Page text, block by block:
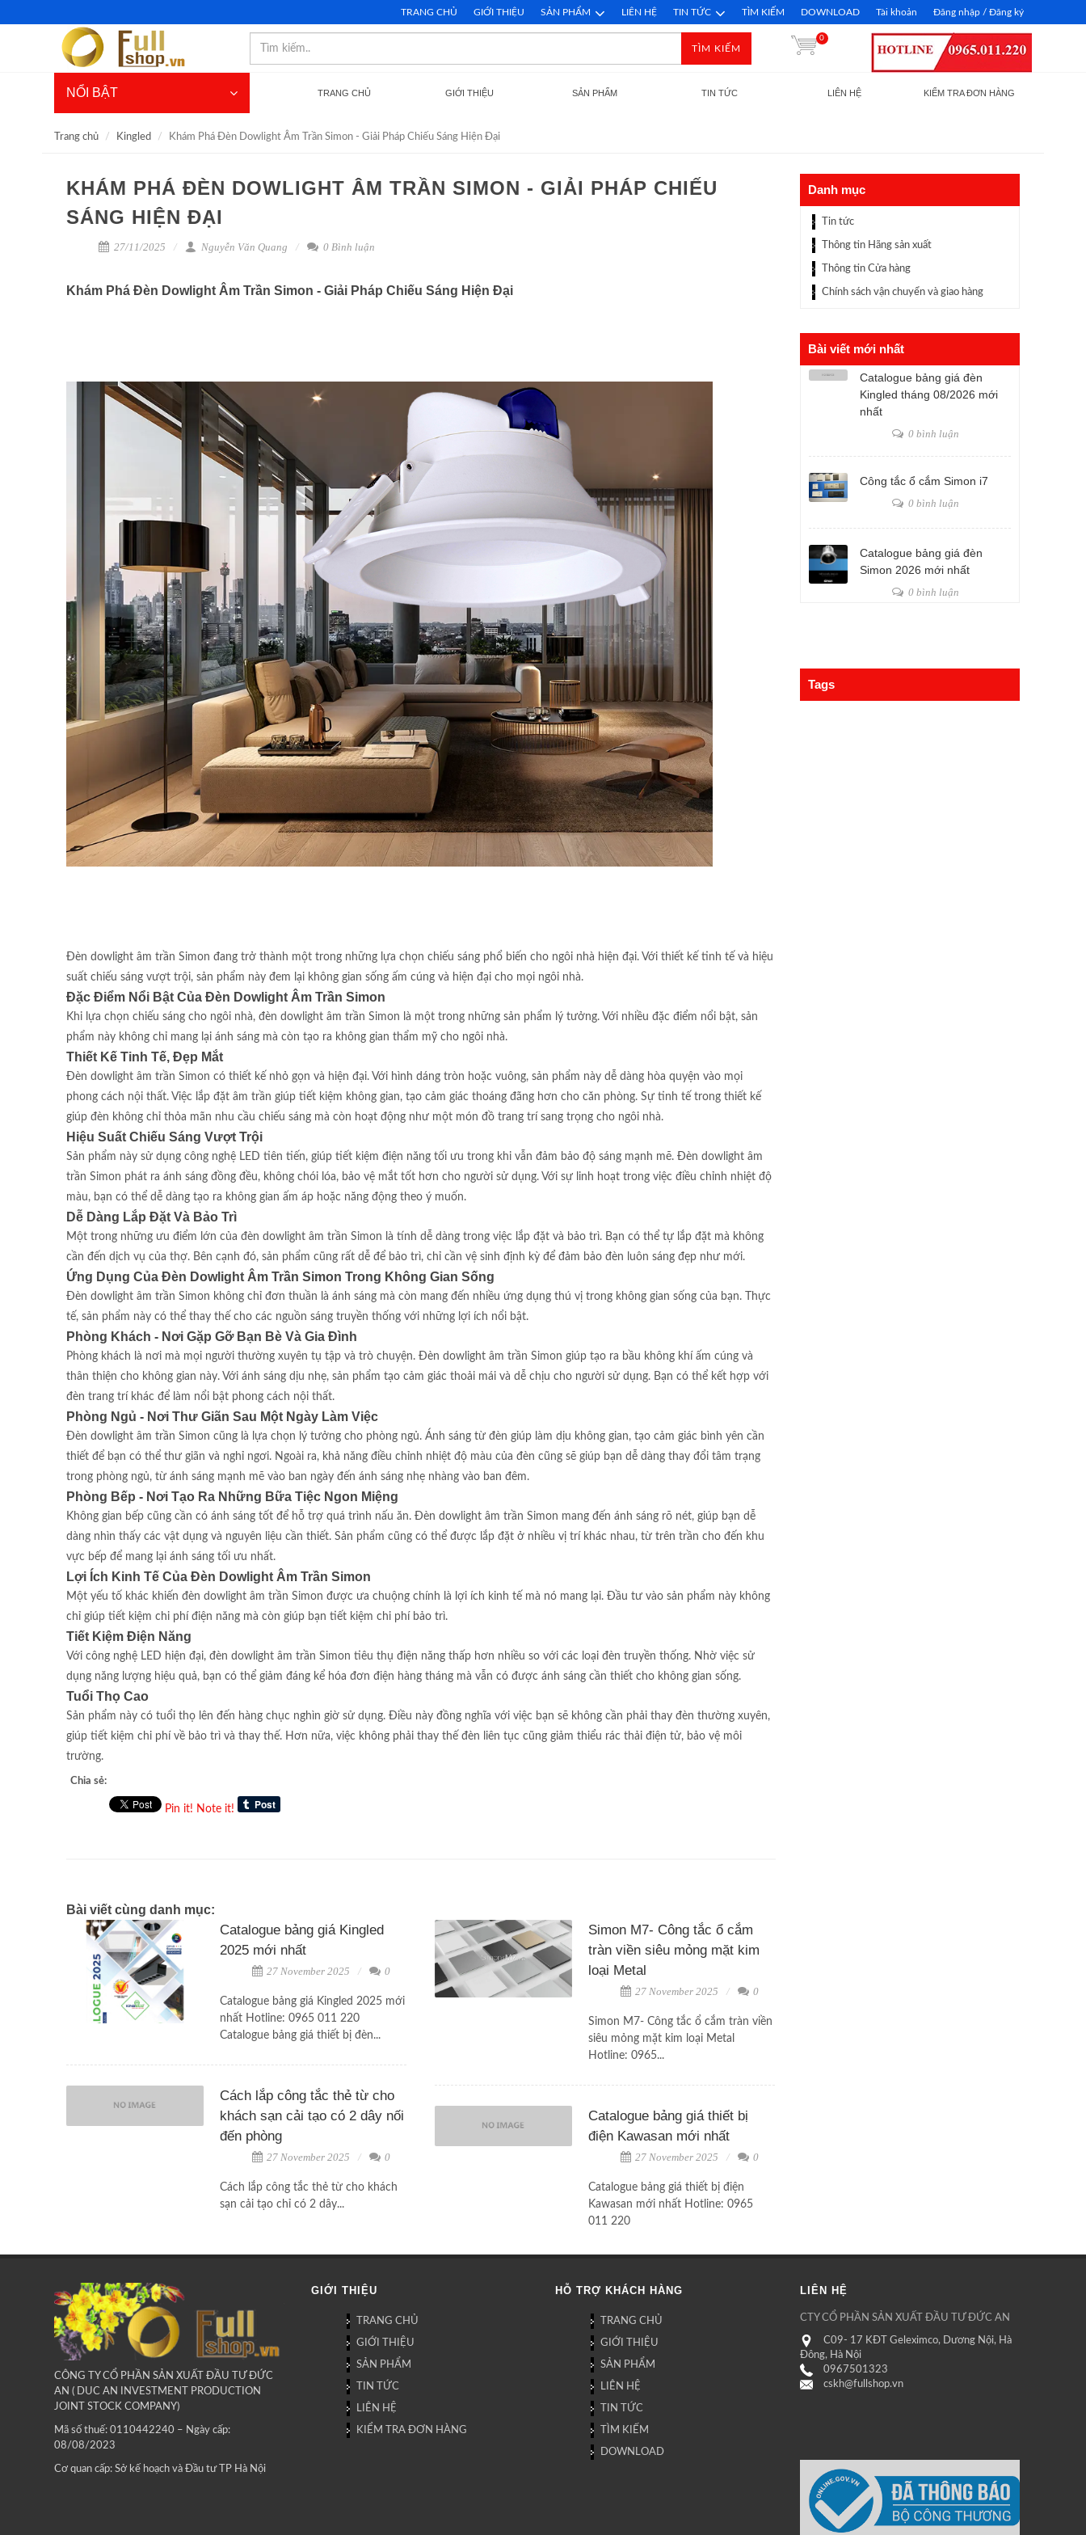
TRANG CHỦ GIỚI THIỆU SẢN PHẨM LIÊN HỆ TIN TỨC TÌM KIẾM DOWNLOAD Tài khoản Đăng nhập / Đăng ký
TÌM KIẾM
0
NỔI BẬT TRANG CHỦ GIỚI THIỆU SẢN PHẨM TIN TỨC LIÊN HỆ KIỂM TRA ĐƠN HÀNG
Trang chủ Kingled Khám Phá Đèn Dowlight Âm Trần Simon - Giải Pháp Chiếu Sáng Hiện Đại
KHÁM PHÁ ĐÈN DOWLIGHT ÂM TRẦN SIMON - GIẢI PHÁP CHIẾU
SÁNG HIỆN ĐẠI
27/11/2025 Nguyễn Văn Quang 0 Bình luận
Khám Phá Đèn Dowlight Âm Trần Simon - Giải Pháp Chiếu Sáng Hiện Đại
Đèn dowlight âm trần Simon đang trở thành một trong những lựa chọn chiếu sáng phổ biến cho ngôi nhà hiện đại. Với thiết kế tinh tế và hiệu
suất chiếu sáng vượt trội, sản phẩm này đem lại không gian sống ấm cúng và hiện đại cho mọi ngôi nhà.
Đặc Điểm Nổi Bật Của Đèn Dowlight Âm Trần Simon
Khi lựa chọn chiếu sáng cho ngôi nhà, đèn dowlight âm trần Simon là một trong những sản phẩm lý tưởng. Với nhiều đặc điểm nổi bật, sản
phẩm này không chỉ mang lại ánh sáng mà còn tạo ra không gian thẩm mỹ cho ngôi nhà.
Thiết Kế Tinh Tế, Đẹp Mắt
Đèn dowlight âm trần Simon có thiết kế nhỏ gọn và hiện đại. Với hình dáng tròn hoặc vuông, sản phẩm này dễ dàng hòa quyện vào mọi
phong cách nội thất. Việc lắp đặt âm trần giúp tiết kiệm không gian, tạo cảm giác thoáng đãng hơn cho căn phòng. Sự tinh tế trong thiết kế
giúp đèn không chỉ thỏa mãn nhu cầu chiếu sáng mà còn hoạt động như một món đồ trang trí sang trọng cho ngôi nhà.
Hiệu Suất Chiếu Sáng Vượt Trội
Sản phẩm này sử dụng công nghệ LED tiên tiến, giúp tiết kiệm điện năng tối ưu trong khi vẫn đảm bảo độ sáng mạnh mẽ. Đèn dowlight âm
trần Simon phát ra ánh sáng đồng đều, không chói lóa, bảo vệ mắt tốt hơn cho người sử dụng. Với sự linh hoạt trong việc điều chỉnh nhiệt độ
màu, bạn có thể dễ dàng tạo ra không gian ấm áp hoặc năng động theo ý muốn.
Dễ Dàng Lắp Đặt Và Bảo Trì
Một trong những ưu điểm lớn của đèn dowlight âm trần Simon là tính dễ dàng trong việc lắp đặt và bảo trì. Bạn có thể tự lắp đặt mà không
cần đến dịch vụ của thợ. Bên cạnh đó, sản phẩm cũng rất dễ để bảo trì, chỉ cần vệ sinh định kỳ để đảm bảo đèn luôn sáng đẹp như mới.
Ứng Dụng Của Đèn Dowlight Âm Trần Simon Trong Không Gian Sống
Đèn dowlight âm trần Simon không chỉ đơn thuần là ánh sáng mà còn mang đến nhiều ứng dụng thú vị trong không gian sống của bạn. Thực
tế, sản phẩm này có thể thay thế cho các nguồn sáng truyền thống với những lợi ích nổi bật.
Phòng Khách - Nơi Gặp Gỡ Bạn Bè Và Gia Đình
Phòng khách là nơi mà mọi người thường xuyên tụ tập và trò chuyện. Đèn dowlight âm trần Simon giúp tạo ra bầu không khí ấm cúng và
thân thiện cho không gian này. Với ánh sáng dịu nhẹ, sản phẩm tạo cảm giác thoải mái và dễ chịu cho người sử dụng. Bạn có thể kết hợp với
đèn trang trí khác để làm nổi bật phong cách nội thất.
Phòng Ngủ - Nơi Thư Giãn Sau Một Ngày Làm Việc
Đèn dowlight âm trần Simon cũng là lựa chọn lý tưởng cho phòng ngủ. Ánh sáng từ đèn giúp làm dịu không gian, tạo cảm giác bình yên cần
thiết để bạn có thể thư giãn và nghỉ ngơi. Ngoài ra, khả năng điều chỉnh nhiệt độ màu của đèn cũng sẽ giúp bạn dễ dàng thay đổi tâm trạng
trong phòng ngủ, từ ánh sáng mạnh mẽ vào ban ngày đến ánh sáng nhẹ nhàng vào ban đêm.
Phòng Bếp - Nơi Tạo Ra Những Bữa Tiệc Ngon Miệng
Không gian bếp cũng cần có ánh sáng tốt để hỗ trợ quá trình nấu ăn. Đèn dowlight âm trần Simon mang đến ánh sáng rõ nét, giúp bạn dễ
dàng nhìn thấy các vật dụng và nguyên liệu cần thiết. Sản phẩm cũng có thể được lắp đặt ở nhiều vị trí khác nhau, từ trên trần cho đến khu
vực bếp để mang lại ánh sáng tối ưu nhất.
Lợi Ích Kinh Tế Của Đèn Dowlight Âm Trần Simon
Một yếu tố khác khiến đèn dowlight âm trần Simon được ưa chuộng chính là lợi ích kinh tế mà nó mang lại. Đầu tư vào sản phẩm này không
chỉ giúp tiết kiệm chi phí điện năng mà còn giúp bạn tiết kiệm chi phí bảo trì.
Tiết Kiệm Điện Năng
Với công nghệ LED hiện đại, đèn dowlight âm trần Simon tiêu thụ điện năng thấp hơn nhiều so với các loại đèn truyền thống. Nhờ việc sử
dụng năng lượng hiệu quả, bạn có thể giảm đáng kể hóa đơn điện hàng tháng mà vẫn có được ánh sáng cần thiết cho không gian sống.
Tuổi Thọ Cao
Sản phẩm này có tuổi thọ lên đến hàng chục nghìn giờ sử dụng. Điều này đồng nghĩa với việc bạn sẽ không cần phải thay đèn thường xuyên,
giúp tiết kiệm chi phí về bảo trì và thay thế. Hơn nữa, việc không phải thay thế đèn liên tục cũng giảm thiểu rác thải điện tử, bảo vệ môi
trường.
Chia sẻ:
Pin it! Note it!
Bài viết cùng danh mục:
Catalogue bảng giá Kingled
2025 mới nhất
27 November 2025 0
Catalogue bảng giá Kingled 2025 mới
nhất Hotline: 0965 011 220
Catalogue bảng giá thiết bị đèn...
Cách lắp công tắc thẻ từ cho
khách sạn cải tạo có 2 dây nối
đến phòng
27 November 2025 0
Cách lắp công tắc thẻ từ cho khách
sạn cải tạo chỉ có 2 dây...
Simon M7- Công tắc ổ cắm
tràn viền siêu mỏng mặt kim
loại Metal
27 November 2025 0
Simon M7- Công tắc ổ cắm tràn viền
siêu mỏng mặt kim loại Metal
Hotline: 0965...
Catalogue bảng giá thiết bị
điện Kawasan mới nhất
27 November 2025 0
Catalogue bảng giá thiết bị điện
Kawasan mới nhất Hotline: 0965
011 220
Danh mục
Tin tức
Thông tin Hãng sản xuất
Thông tin Cửa hàng
Chính sách vận chuyển và giao hàng
Bài viết mới nhất
Catalogue bảng giá đèn
Kingled tháng 08/2026 mới
nhất
0 bình luận
Công tắc ổ cắm Simon i7
0 bình luận
Catalogue bảng giá đèn
Simon 2026 mới nhất
0 bình luận
Tags
CÔNG TY CỔ PHẦN SẢN XUẤT ĐẦU TƯ ĐỨC
AN ( DUC AN INVESTMENT PRODUCTION
JOINT STOCK COMPANY)
Mã số thuế: 0110442240 – Ngày cấp:
08/08/2023
Cơ quan cấp: Sở kế hoạch và Đầu tư TP Hà Nội
GIỚI THIỆU
TRANG CHỦ
GIỚI THIỆU
SẢN PHẨM
TIN TỨC
LIÊN HỆ
KIỂM TRA ĐƠN HÀNG
HỖ TRỢ KHÁCH HÀNG
TRANG CHỦ
GIỚI THIỆU
SẢN PHẨM
LIÊN HỆ
TIN TỨC
TÌM KIẾM
DOWNLOAD
LIÊN HỆ
CTY CỔ PHẦN SẢN XUẤT ĐẦU TƯ ĐỨC AN
C09- 17 KĐT Geleximco, Dương Nội, Hà
Đông, Hà Nội
0967501323
cskh@fullshop.vn